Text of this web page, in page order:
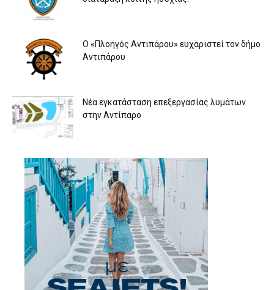
Ο «Πλοηγός Αντιπάρου» ευχαριστεί τον δήμο
Αντιπάρου
Νέα εγκατάσταση επεξεργασίας λυμάτων
στην Αντίπαρο